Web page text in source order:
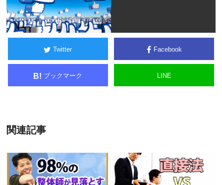
Twitter Facebook
B! ブックマーク LINE
関連記事